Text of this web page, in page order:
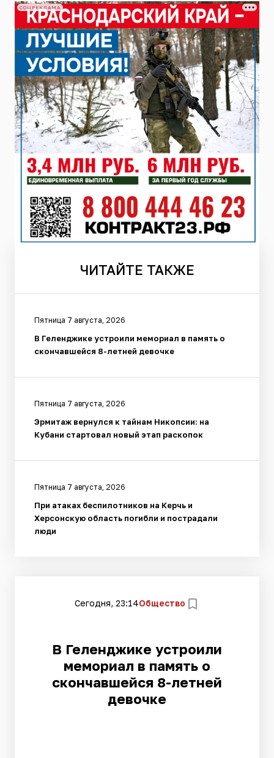
СОЦРЕКЛАМА
ЧИТАЙТЕ ТАКЖЕ
Пятница 7 августа, 2026
В Геленджике устроили мемориал в память о
скончавшейся 8-летней девочке
Пятница 7 августа, 2026
Эрмитаж вернулся к тайнам Никопсии: на
Кубани стартовал новый этап раскопок
Пятница 7 августа, 2026
При атаках беспилотников на Керчь и
Херсонскую область погибли и пострадали
люди
Сегодня, 23:14Общество
В Геленджике устроили
мемориал в память о
скончавшейся 8-летней
девочке